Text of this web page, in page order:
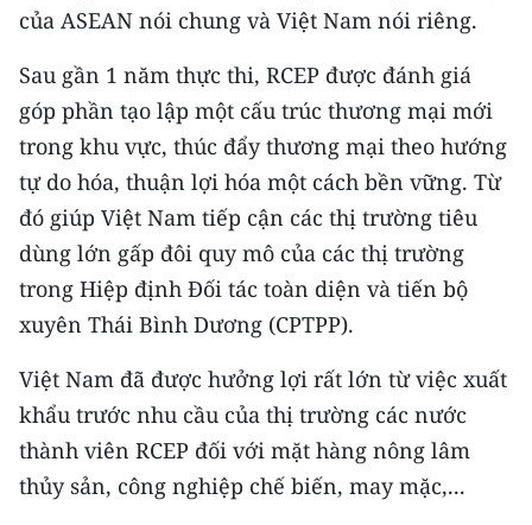
Media Văn hóa
Media Xã hội
Media Pháp luật
Media Du lịch
Media Thế giới
Media Thể thao
Media Y tế
Media Khoa học - Công nghệ
Media Môi trường
của ASEAN nói chung và Việt Nam nói riêng.
Sau gần 1 năm thực thi, RCEP được đánh giá
góp phần tạo lập một cấu trúc thương mại mới
trong khu vực, thúc đẩy thương mại theo hướng
tự do hóa, thuận lợi hóa một cách bền vững. Từ
đó giúp Việt Nam tiếp cận các thị trường tiêu
dùng lớn gấp đôi quy mô của các thị trường
trong Hiệp định Đối tác toàn diện và tiến bộ
xuyên Thái Bình Dương (CPTPP).
Việt Nam đã được hưởng lợi rất lớn từ việc xuất
khẩu trước nhu cầu của thị trường các nước
thành viên RCEP đối với mặt hàng nông lâm
thủy sản, công nghiệp chế biến, may mặc,...